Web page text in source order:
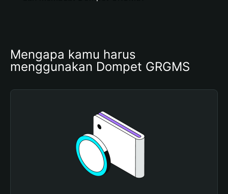
Mengapa kamu harus
menggunakan Dompet GRGMS